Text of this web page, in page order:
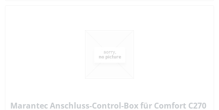
Marantec Anschluss-Control-Box für Comfort C270